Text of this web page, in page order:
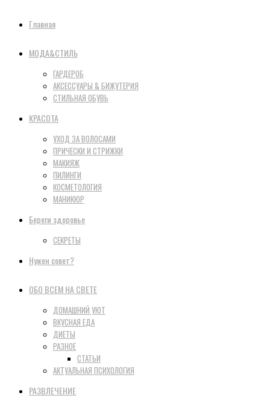
Главная
МОДА&СТИЛЬ
ГАРДЕРОБ
АКСЕССУАРЫ & БИЖУТЕРИЯ
СТИЛЬНАЯ ОБУВЬ
КРАСОТА
УХОД ЗА ВОЛОСАМИ
ПРИЧЕСКИ И СТРИЖКИ
МАКИЯЖ
ПИЛИНГИ
КОСМЕТОЛОГИЯ
МАНИКЮР
Береги здоровье
СЕКРЕТЫ
Нужен совет?
ОБО ВСЕМ НА СВЕТЕ
ДОМАШНИЙ УЮТ
ВКУСНАЯ ЕДА
ДИЕТЫ
РАЗНОЕ
СТАТЬИ
АКТУАЛЬНАЯ ПСИХОЛОГИЯ
РАЗВЛЕЧЕНИЕ